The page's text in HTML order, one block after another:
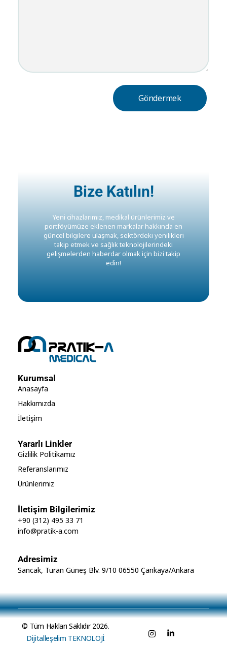
Bize Katılın!
Yeni cihazlarımız, medikal ürünlerimiz ve
portföyümüze eklenen markalar hakkında en
güncel bilgilere ulaşmak, sektördeki yenilikleri
takip etmek ve sağlık teknolojilerindeki
gelişmelerden haberdar olmak için bizi takip
edin!
Kurumsal
Anasayfa
Hakkımızda
İletişim
Yararlı Linkler
Gizlilik Politikamız
Referanslarımız
Ürünlerimiz
İletişim Bilgilerimiz
+90 (312) 495 33 71
info@pratik-a.com
Adresimiz
Sancak, Turan Güneş Blv. 9/10 06550 Çankaya/Ankara
© Tüm Hakları Saklıdır 2026.
Dijitalleşelim TEKNOLOJİ